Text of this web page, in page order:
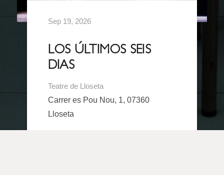
Sep 19, 2026
LOS ÚLTIMOS SEIS
DIAS
Teatre de Lloseta
Carrer es Pou Nou, 1, 07360
Lloseta